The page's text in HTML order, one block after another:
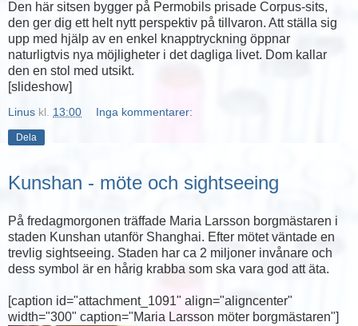
Den här sitsen bygger på Permobils prisade Corpus-sits,
den ger dig ett helt nytt perspektiv på tillvaron. Att ställa sig
upp med hjälp av en enkel knapptryckning öppnar
naturligtvis nya möjligheter i det dagliga livet. Dom kallar
den en stol med utsikt.
[slideshow]
Linus kl. 13:00 Inga kommentarer:
Dela
Kunshan - möte och sightseeing
På fredagmorgonen träffade Maria Larsson borgmästaren i
staden Kunshan utanför Shanghai. Efter mötet väntade en
trevlig sightseeing. Staden har ca 2 miljoner invånare och
dess symbol är en hårig krabba som ska vara god att äta.
[caption id="attachment_1091" align="aligncenter"
width="300" caption="Maria Larsson möter borgmästaren"]